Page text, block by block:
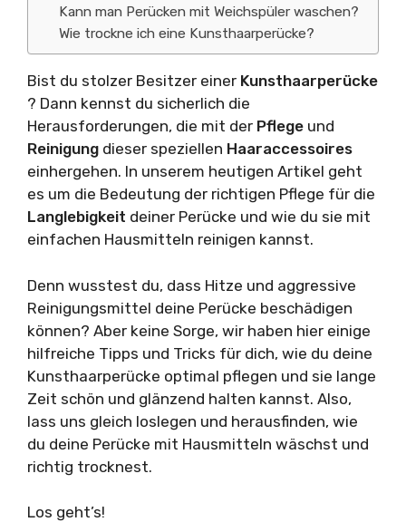
Kann man Perücken mit Weichspüler waschen?
Wie trockne ich eine Kunsthaarperücke?
Bist du stolzer Besitzer einer Kunsthaarperücke
? Dann kennst du sicherlich die
Herausforderungen, die mit der Pflege und
Reinigung dieser speziellen Haaraccessoires
einhergehen. In unserem heutigen Artikel geht
es um die Bedeutung der richtigen Pflege für die
Langlebigkeit deiner Perücke und wie du sie mit
einfachen Hausmitteln reinigen kannst.
Denn wusstest du, dass Hitze und aggressive
Reinigungsmittel deine Perücke beschädigen
können? Aber keine Sorge, wir haben hier einige
hilfreiche Tipps und Tricks für dich, wie du deine
Kunsthaarperücke optimal pflegen und sie lange
Zeit schön und glänzend halten kannst. Also,
lass uns gleich loslegen und herausfinden, wie
du deine Perücke mit Hausmitteln wäschst und
richtig trocknest.
Los geht’s!